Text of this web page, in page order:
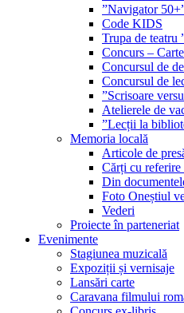
”Navigator
Code KIDS
Trupa de teatru
Concurs –
Concursul de
Concursul de
”Scrisoare
Atelierele de
”Lecții la
Memoria locală
Articole de
Cărți cu referire
Din
Foto Oneștiul
Vederi
Proiecte în parteneriat
Evenimente
Stagiunea muzicală
Expoziții și vernisaje
Lansări carte
Caravana filmului